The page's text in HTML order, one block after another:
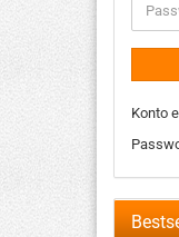
Konto